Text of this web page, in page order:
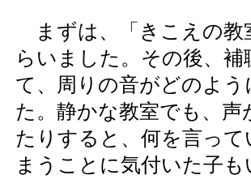
まずは、「きこえの教
らいました。その後、
て、周りの音がどのよ
た。静かな教室でも、
たりすると、何を言っ
まうことに気付いた子